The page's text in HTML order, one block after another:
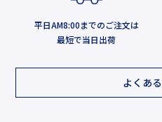
平日AM8:00までのご注文は
最短で当日出荷
よくあ